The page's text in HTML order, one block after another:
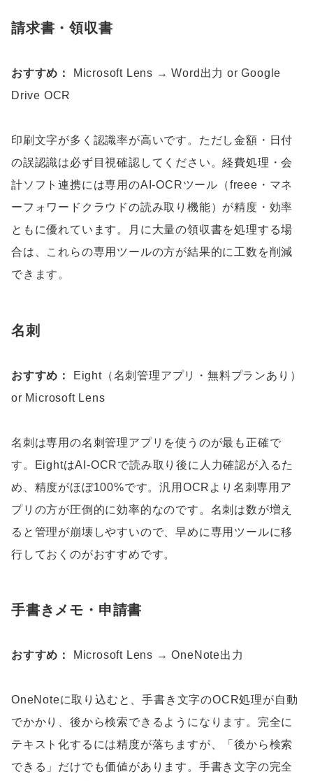
請求書・領収書
おすすめ：
Microsoft Lens → Word出力 or Google
Drive OCR
印刷文字が多く認識率が高いです。ただし金額・日付
の誤認識は必ず目視確認してください。経費処理・会
計ソフト連携には専用のAI-OCRツール（freee・マネ
ーフォワードクラウドの読み取り機能）が精度・効率
ともに優れています。月に大量の領収書を処理する場
合は、これらの専用ツールの方が結果的に工数を削減
できます。
名刺
おすすめ：
Eight（名刺管理アプリ・無料プランあり）
or Microsoft Lens
名刺は専用の名刺管理アプリを使うのが最も正確で
す。EightはAI-OCRで読み取り後に人力確認が入るた
め、精度がほぼ100%です。汎用OCRより名刺専用ア
プリの方が圧倒的に効率的なのです。名刺は数が増え
ると管理が崩壊しやすいので、早めに専用ツールに移
行しておくのがおすすめです。
手書きメモ・申請書
おすすめ： Microsoft Lens → OneNote出力
OneNoteに取り込むと、手書き文字のOCR処理が自動
でかかり、後から検索できるようになります。完全に
テキスト化するには精度が落ちますが、「後から検索
できる」だけでも価値があります。手書き文字の完全